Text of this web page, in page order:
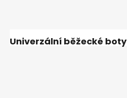
Univerzální běžecké boty